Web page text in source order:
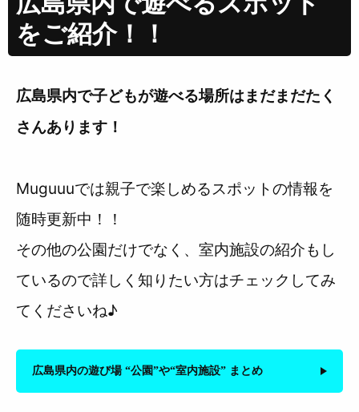
をご紹介！！
広島県内で子どもが遊べる場所はまだまだたく
さんあります！
Muguuuでは親子で楽しめるスポットの情報を
随時更新中！！
その他の公園だけでなく、室内施設の紹介もし
ているので詳しく知りたい方はチェックしてみ
てくださいね♪
広島県内の遊び場 “公園”や“室内施設” まとめ